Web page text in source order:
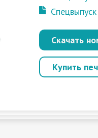
Скачать
Купить